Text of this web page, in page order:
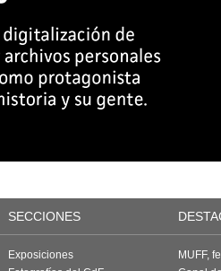
SECCIONES
Exposiciones
MUFF,